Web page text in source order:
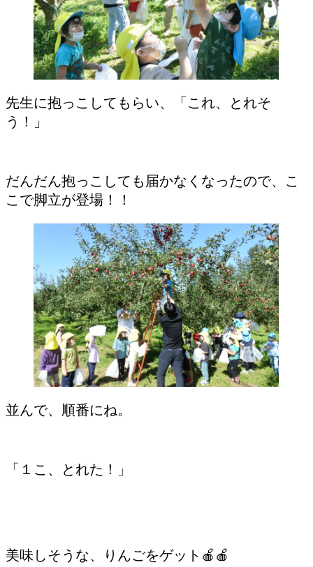
先生に抱っこしてもらい、「これ、とれそ
う！」
だんだん抱っこしても届かなくなったので、こ
こで脚立が登場！！
並んで、順番にね。
「１こ、とれた！」
美味しそうな、りんごをゲット🍎🍎